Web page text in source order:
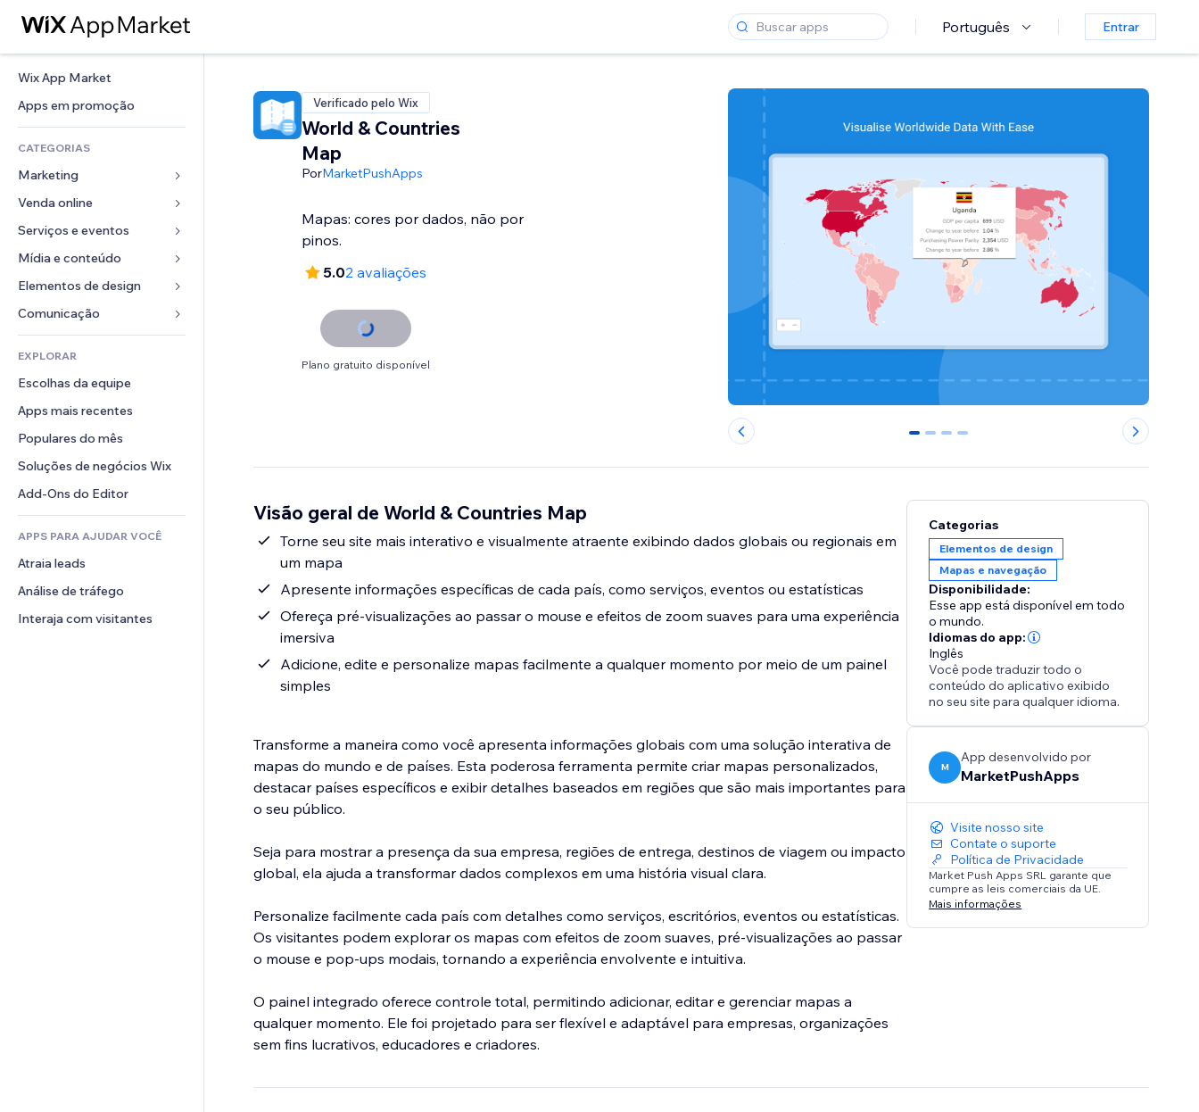
Português Entrar
Wix App Market
Apps em promoção
CATEGORIAS
Marketing
Anúncios
Mobile
Análises
Listas do site
Email
Venda online
Apps para lojas
Frete e entrega
Botões de venda
Contabilidade
Cupons e fidelidade
Soluções de armazenamento
Serviços e eventos
Hotéis
Eventos
Restaurantes
Imobiliária
Meus agendamentos
Mídia e conteúdo
Galeria
Músicas
Podcasts
Fotografia
Vídeo
PDF
Compartilhamento de arquivos
Notícias
Elementos de design
Mapas e navegação
Privacidade e segurança
Relógio
Templates de página
Efeitos de imagem
Botões e menus
Banners e selos
Calculadoras
Busca
Previsão do tempo
Tabelas e gráficos
Formulários
Enquetes
Chat
Comentários
Telefone
Comunidade
Avaliações e depoimentos
CRM
EXPLORAR
Escolhas da equipe
Apps mais recentes
Populares do mês
Soluções de negócios Wix
Add-Ons do Editor
APPS PARA AJUDAR VOCÊ
Atraia leads
Análise de tráfego
Interaja com visitantes
Verificado pelo Wix
World & Countries
Map
PorMarketPushApps
Mapas: cores por dados, não por
pinos.
5.02 avaliações
Plano gratuito disponível
0 1 2 3
Visão geral de World & Countries Map
Torne seu site mais interativo e visualmente atraente exibindo dados globais ou regionais em
um mapa
Apresente informações específicas de cada país, como serviços, eventos ou estatísticas
Ofereça pré-visualizações ao passar o mouse e efeitos de zoom suaves para uma experiência
imersiva
Adicione, edite e personalize mapas facilmente a qualquer momento por meio de um painel
simples
Transforme a maneira como você apresenta informações globais com uma solução interativa de
mapas do mundo e de países. Esta poderosa ferramenta permite criar mapas personalizados,
destacar países específicos e exibir detalhes baseados em regiões que são mais importantes para
o seu público.
Seja para mostrar a presença da sua empresa, regiões de entrega, destinos de viagem ou impacto
global, ela ajuda a transformar dados complexos em uma história visual clara.
Personalize facilmente cada país com detalhes como serviços, escritórios, eventos ou estatísticas.
Os visitantes podem explorar os mapas com efeitos de zoom suaves, pré-visualizações ao passar
o mouse e pop-ups modais, tornando a experiência envolvente e intuitiva.
O painel integrado oferece controle total, permitindo adicionar, editar e gerenciar mapas a
qualquer momento. Ele foi projetado para ser flexível e adaptável para empresas, organizações
sem fins lucrativos, educadores e criadores.
Categorias
Elementos de design
Mapas e navegação
Disponibilidade:
Esse app está disponível em todo
o mundo.
Idiomas do app:
Inglês
Você pode traduzir todo o
conteúdo do aplicativo exibido
no seu site para qualquer idioma.
M
App desenvolvido por
MarketPushApps
Visite nosso site
Contate o suporte
Política de Privacidade
Market Push Apps SRL garante que
cumpre as leis comerciais da UE.
Mais informações